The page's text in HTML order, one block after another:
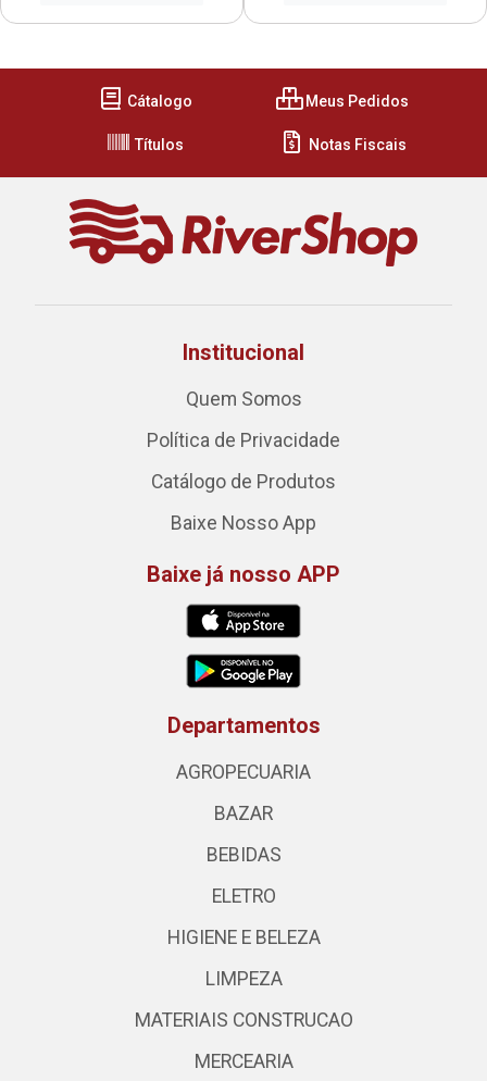
Cátalogo Meus Pedidos
Títulos Notas Fiscais
Institucional
Quem Somos
Política de Privacidade
Catálogo de Produtos
Baixe Nosso App
Baixe já nosso APP
Departamentos
AGROPECUARIA
BAZAR
BEBIDAS
ELETRO
HIGIENE E BELEZA
LIMPEZA
MATERIAIS CONSTRUCAO
MERCEARIA